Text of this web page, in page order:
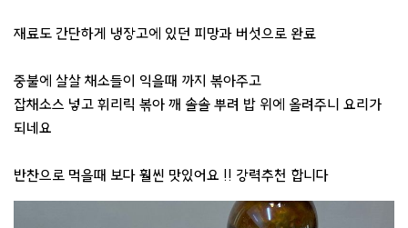
재료도 간단하게 냉장고에 있던 피망과 버섯으로 완료
중불에 살살 채소들이 익을때 까지 볶아주고
잡채소스 넣고 휘리릭 볶아 깨 솔솔 뿌려 밥 위에 올려주니 요리가
되네요
반찬으로 먹을때 보다 훨씬 맛있어요 !! 강력추천 합니다